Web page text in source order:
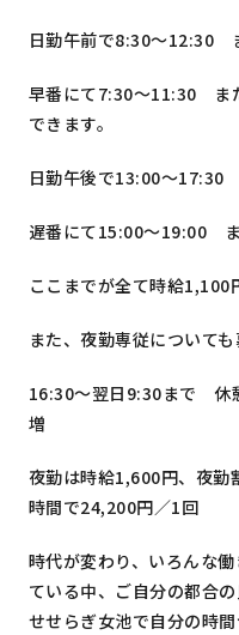
日勤午前で8:30～12:30
早番にて7:30～11:30 ま
できます。
日勤午後で13:00～
遅番にて15:00～19:00
ここまでが全て時給1,100
また、夜勤専従についても
16:30～翌日9:30まで 休
増
夜勤は時給1,600円、夜
時間で24,200円／1回
時代が変わり、いろんな
ている中、ご自分の都合
せせらぎ女池で自分の時間